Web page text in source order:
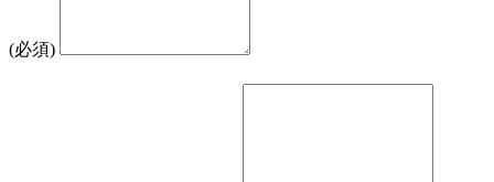
(必須)